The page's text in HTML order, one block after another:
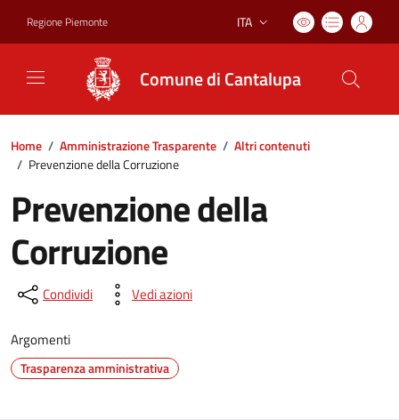
Regione Piemonte Lingua attiva:
ITA
Comune di Cantalupa
Home / Amministrazione Trasparente / Altri contenuti
/ Prevenzione della Corruzione
Prevenzione della
Corruzione
Condividi Vedi azioni
Argomenti
Trasparenza amministrativa